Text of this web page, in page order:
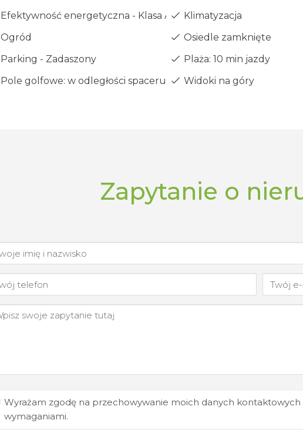
Efektywność energetyczna - Klasa A
Klimatyzacja
Ogród
Osiedle zamknięte
Parking - Zadaszony
Plaża: 10 min jazdy
Pole golfowe: w odległości spaceru
Widoki na góry
Zapytanie o
Wyrażam zgodę na przechowywanie moich danych
wymaganiami.